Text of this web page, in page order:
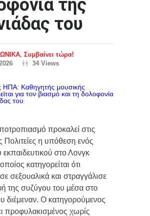
της
του
, Συμβαίνει τώρα!
34 Views
προκαλεί στις
Πολιτείες η υπόθεση ενός
στο Λονγκ
κατηγορείται ότι
σεξουαλικά και στραγγάλισε
της συζύγου του μέσα στο
διέμεναν. Ο κατηγορούμενος
προφυλακισμένος χωρίς